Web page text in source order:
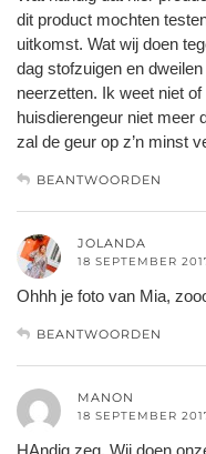
dit product mochten
uitkomst. Wat wij doen
dag stofzuigen en
neerzetten. Ik weet niet
huisdierengeur niet meer
zal de geur op z’n minst
BEANTWOORDEN
JOLANDA
18 SEPTEMBER
Ohhh je foto van Mia,
BEANTWOORDEN
MANON
18 SEPTEMBER